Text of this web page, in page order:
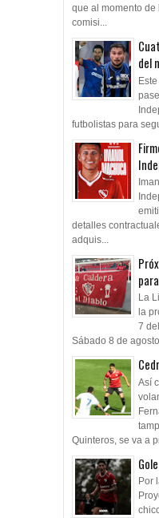
que al momento
comisi...
del
futbolistas para
detalles
adquis...
La
la
7
Sábado 8 de
Así
Quinteros, se va a
Por